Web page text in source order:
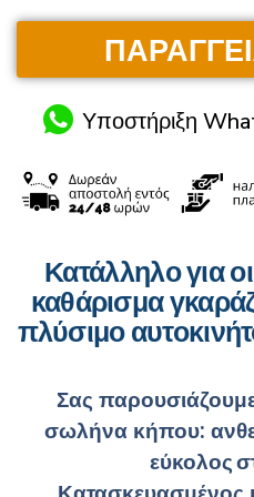
Υποστήριξη
Κατάλληλο για
καθάρισμα
πλύσιμο
Σας
σωλήνα κήπου:
εύκολος